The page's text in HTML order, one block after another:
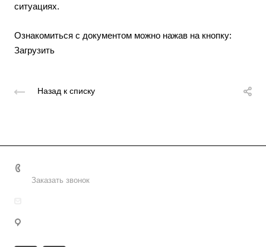
ситуациях.
Ознакомиться с документом можно нажав на кнопку:
Загрузить
Назад к списку
Заказать звонок